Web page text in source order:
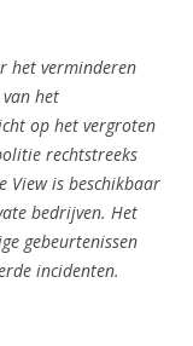
het verminderen
het
op het vergroten
rechtstreeks
View is beschikbaar
bedrijven. Het
gebeurtenissen
incidenten.